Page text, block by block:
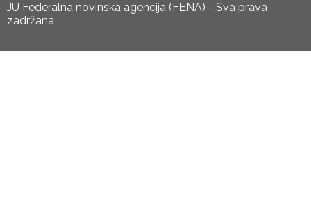
JU Federalna novinska agencija (FENA) - Sva prava
zadržana